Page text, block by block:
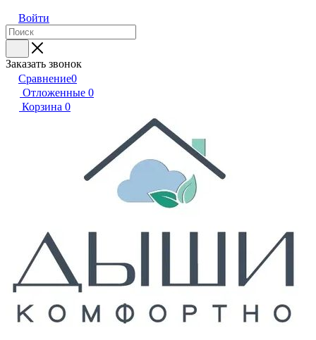
Войти
Заказать звонок
Сравнение0
Отложенные 0
Корзина 0